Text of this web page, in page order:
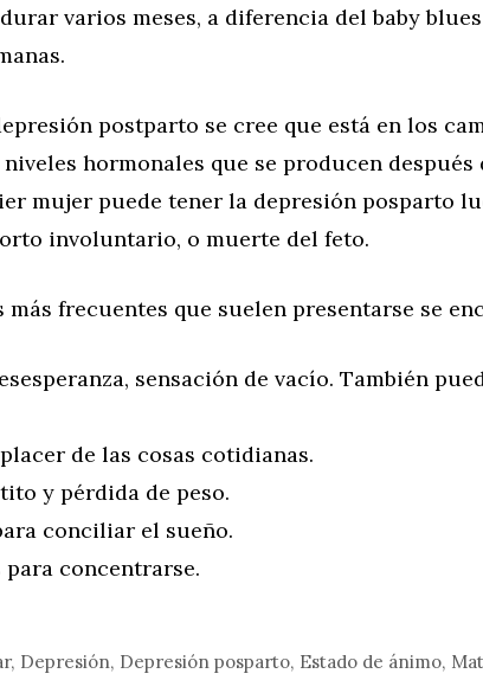
varios meses, a diferencia del baby
postparto se cree que está en los
hormonales que se producen después
mujer puede tener la depresión posparto
involuntario, o muerte del feto.
frecuentes que suelen presentarse se
sensación de vacío. También
de las cosas cotidianas.
y pérdida de peso.
conciliar el sueño.
concentrarse.
, Depresión, Depresión posparto, Estado de ánimo,